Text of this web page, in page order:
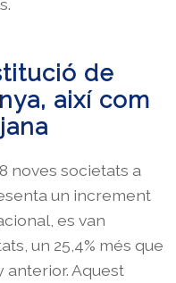
de
així com
noves societats a
un increment
es van
un 25,4% més que
anterior. Aquest